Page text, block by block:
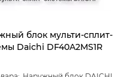
блок мульти-сплит-
Daichi DF40A2MS1R